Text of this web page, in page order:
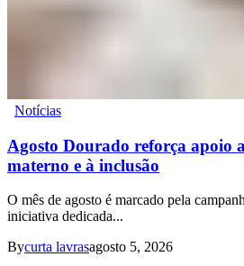
Notícias
Agosto Dourado reforça apoio
materno e à inclusão
O mês de agosto é marcado pela
iniciativa dedicada...
Bycurta lavrasagosto 5, 2026